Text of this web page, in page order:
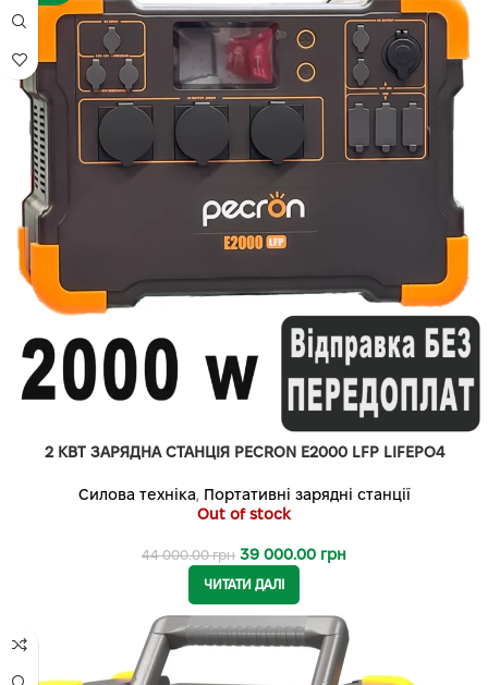
2 КВТ ЗАРЯДНА СТАНЦІЯ PECRON E2000 LFP LIFEPO4
Силова техніка, Портативні зарядні станції
Out of stock
44 000.00грн 39 000.00 грн
ЧИТАТИ ДАЛІ